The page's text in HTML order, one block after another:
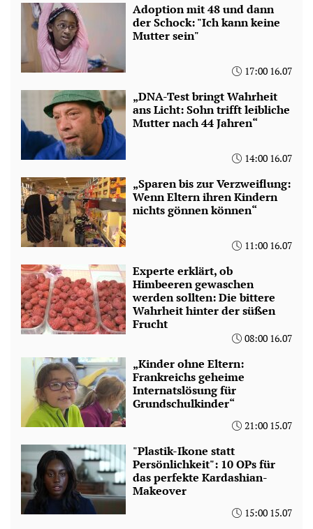
Adoption mit 48 und dann
der Schock: "Ich kann keine
Mutter sein"
17:00 16.07
„DNA-Test bringt Wahrheit
ans Licht: Sohn trifft leibliche
Mutter nach 44 Jahren“
14:00 16.07
„Sparen bis zur Verzweiflung:
Wenn Eltern ihren Kindern
nichts gönnen können“
11:00 16.07
Experte erklärt, ob
Himbeeren gewaschen
werden sollten: Die bittere
Wahrheit hinter der süßen
Frucht
08:00 16.07
„Kinder ohne Eltern:
Frankreichs geheime
Internatslösung für
Grundschulkinder“
21:00 15.07
"Plastik-Ikone statt
Persönlichkeit": 10 OPs für
das perfekte Kardashian-
Makeover
15:00 15.07